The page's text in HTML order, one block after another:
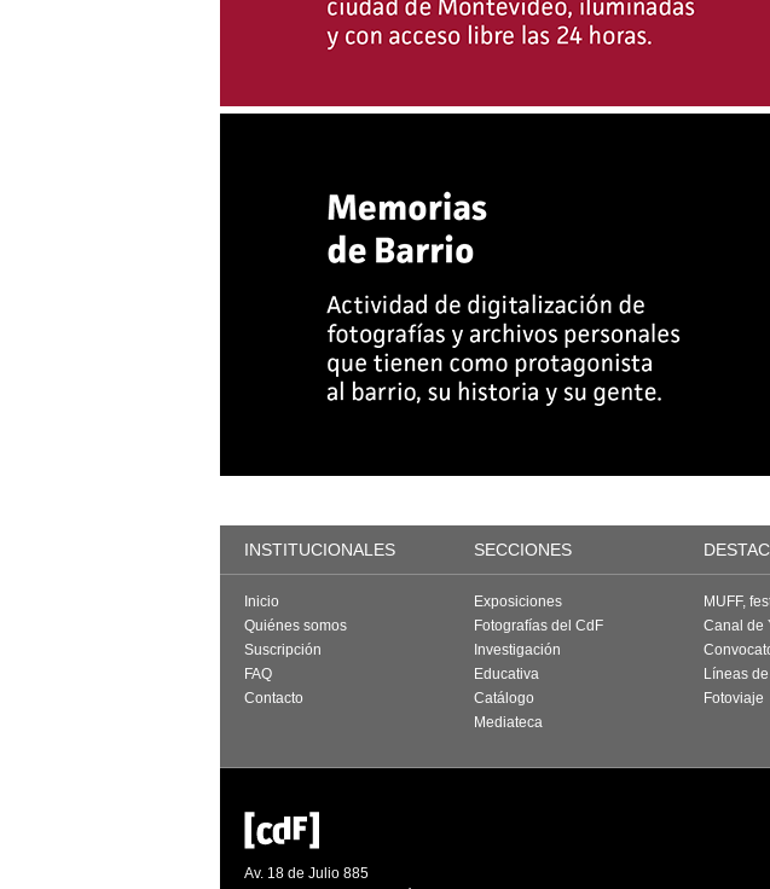
INSTITUCIONALES SECCIONES
Inicio
Quiénes somos
Suscripción
FAQ
Contacto
Exposiciones
Fotografías del CdF
Investigación
Educativa
Catálogo
Mediateca
MUFF,
Canal de
Líneas
Fotoviaje
Av. 18 de Julio 885